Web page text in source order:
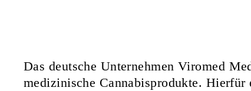
Das deutsche Unternehmen Viromed
medizinische Cannabisprodukte. Hierfür